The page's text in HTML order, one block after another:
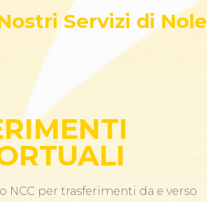
Servizi di
NCC per trasferimenti da e verso